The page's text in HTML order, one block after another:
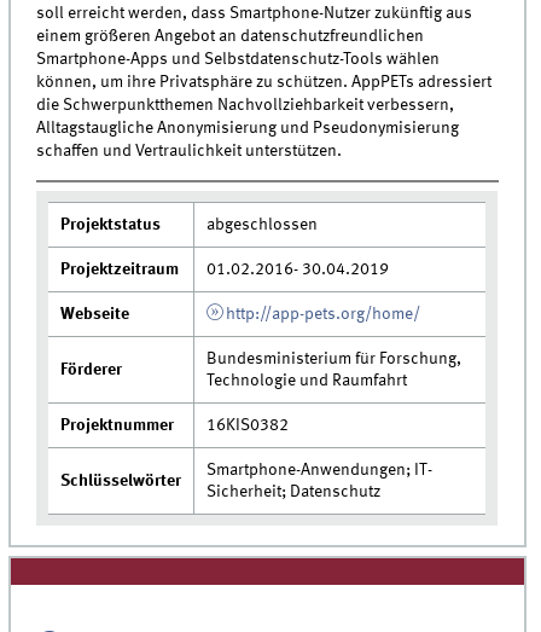
soll erreicht werden, dass Smartphone-Nutzer zukünftig aus
einem größeren Angebot an datenschutzfreundlichen
Smartphone-Apps und Selbstdatenschutz-Tools wählen
können, um ihre Privatsphäre zu schützen. AppPETs adressiert
die Schwerpunktthemen Nachvollziehbarkeit verbessern,
Alltagstaugliche Anonymisierung und Pseudonymisierung
schaffen und Vertraulichkeit unterstützen.
Projektstatus abgeschlossen
Projektzeitraum 01.02.2016- 30.04.2019
Webseite http://app-pets.org/home/
Förderer
Bundesministerium für Forschung,
Technologie und Raumfahrt
Projektnummer 16KIS0382
Schlüsselwörter
Smartphone-Anwendungen; IT-
Sicherheit; Datenschutz